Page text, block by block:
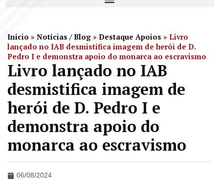
Início » Notícias / Blog » Destaque Apoios » Livro
lançado no IAB desmistifica imagem de herói de D.
Pedro I e demonstra apoio do monarca ao escravismo
Livro lançado no IAB
desmistifica imagem de
herói de D. Pedro I e
demonstra apoio do
monarca ao escravismo
06/08/2024